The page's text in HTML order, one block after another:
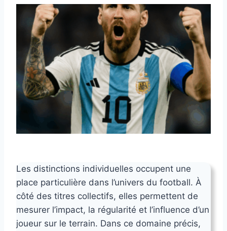
Les distinctions individuelles occupent une
place particulière dans l’univers du football. À
côté des titres collectifs, elles permettent de
mesurer l’impact, la régularité et l’influence d’un
joueur sur le terrain. Dans ce domaine précis,